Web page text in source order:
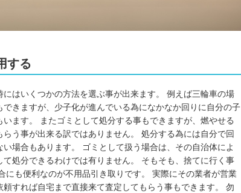
する
はいくつかの方法を選ぶ事が出来ます。 例えば三輪車の場
きますが、少子化が進んでいる為になかなか回りに自分の子
ます。 またゴミとして処分する事もできますが、燃やせる
う事が出来る訳ではありません。 処分する為には自分で回
場合もあります。 ゴミとして扱う場合は、その自治体によ
処分できるわけでは有りません。 そもそも、捨てに行く事
にも便利なのが不用品引き取りです。 実際にその業者が営業
すれば自宅まで直接来て査定してもらう事もできます。 勿